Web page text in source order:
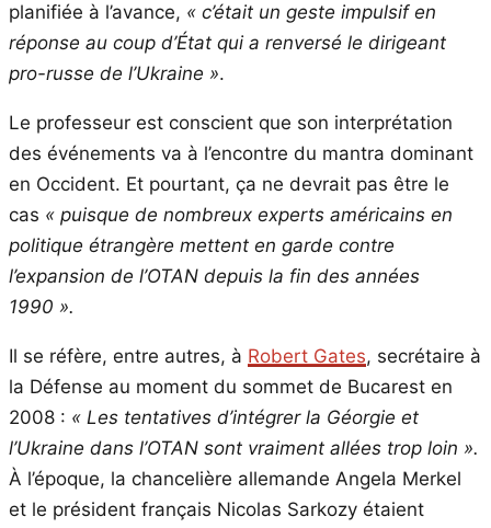
planifiée à l’avance, « c’était un geste impulsif en
réponse au coup d’État qui a renversé le dirigeant
pro-russe de l’Ukraine ».
Le professeur est conscient que son interprétation
des événements va à l’encontre du mantra dominant
en Occident. Et pourtant, ça ne devrait pas être le
cas « puisque de nombreux experts américains en
politique étrangère mettent en garde contre
l’expansion de l’OTAN depuis la fin des années
1990 ».
Il se réfère, entre autres, à Robert Gates, secrétaire à
la Défense au moment du sommet de Bucarest en
2008 : « Les tentatives d’intégrer la Géorgie et
l’Ukraine dans l’OTAN sont vraiment allées trop loin ».
À l’époque, la chancelière allemande Angela Merkel
et le président français Nicolas Sarkozy étaient